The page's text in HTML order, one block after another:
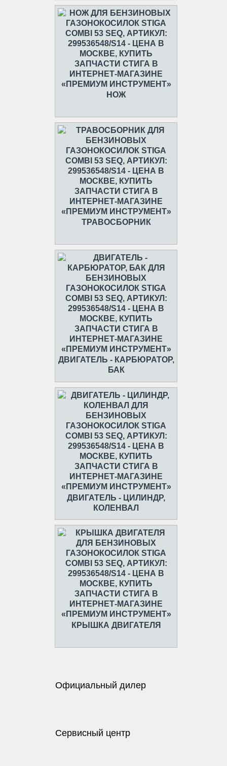
НОЖ
ТРАВОСБОРНИК
ДВИГАТЕЛЬ - КАРБЮРАТОР,
БАК
ДВИГАТЕЛЬ - ЦИЛИНДР,
КОЛЕНВАЛ
КРЫШКА ДВИГАТЕЛЯ
Официальный дилер
Сервисный центр